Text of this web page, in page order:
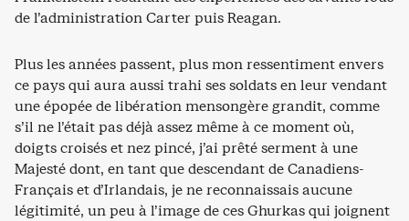
de l’administration Carter puis Reagan.
Plus les années passent, plus mon ressentiment envers
ce pays qui aura aussi trahi ses soldats en leur vendant
une épopée de libération mensongère grandit, comme
s’il ne l’était pas déjà assez même à ce moment où,
doigts croisés et nez pincé, j’ai prêté serment à une
Majesté dont, en tant que descendant de Canadiens-
Français et d’Irlandais, je ne reconnaissais aucune
légitimité, un peu à l’image de ces Ghurkas qui joignent